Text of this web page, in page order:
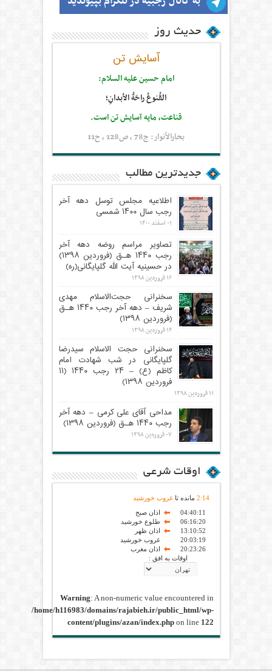
حدیث روز
آسایش تن
امام حسین علیه السلام:
القُنوعُ راحَةُ الأبدانِ؛
قناعت، مايه آسايش تن است.
بحارالأنوار: ج78 ، ص128 ، ح11
جدیدترین مطالب
اطلاعیه مجلس توسل دهه آخر
رجب سال ۱۴۰۰ شمسی
۰۱ اسفند ۱۴۰۰
تصاویر مراسم روضه دهه آخر
رجب ۱۴۴۰ هـ.ق (فروردین ۱۳۹۸)
در حسینیه آیت الله گلپایگانی(ره)
۱۶ فروردین ۱۳۹۸
سخنرانی حجت‌الاسلام مهدی
شریف – دهه آخر رجب ۱۴۴۰ هـ.ق
(فروردین ۱۳۹۸)
۱۴ فروردین ۱۳۹۸
سخنرانی حجت الاسلام سیدرضا
گلپایگانی در شب شهادت امام
کاظم (ع) – ۲۴ رجب ۱۴۴۰ (۱۱
فروردین ۱۳۹۸)
۱۱ فروردین ۱۳۹۸
مداحی آقای علی کرمی – دهه آخر
رجب ۱۴۴۰ هـ.ق (فروردین ۱۳۹۸)
۰۷ فروردین ۱۳۹۸
اوقات شرعی
2:14 مانده تا غروب خورشید
04:40:11
اذان صبح
06:16:20
طلوع خورشید
13:10:52
اذان ظهر
20:03:19
غروب خورشید
20:23:26
اذان مغرب
اوقات به افق :
Warning: A non-numeric value encountered in
/home/h116983/domains/rajabieh.ir/public_html/wp-
content/plugins/azan/index.phpon line 122